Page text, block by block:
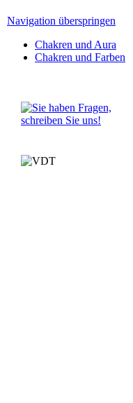
Navigation überspringen
Chakren und Aura
Chakren und Farben